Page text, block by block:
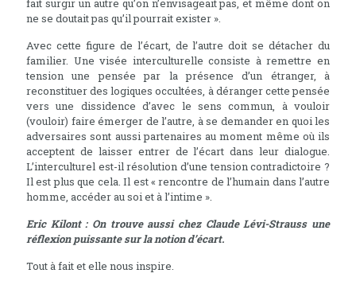
fait surgir un autre qu’on n’envisageait pas, et même dont on
ne se doutait pas qu’il pourrait exister ».
Avec cette figure de l’écart, de l’autre doit se détacher du
familier. Une visée interculturelle consiste à remettre en
tension une pensée par la présence d’un étranger, à
reconstituer des logiques occultées, à déranger cette pensée
vers une dissidence d’avec le sens commun, à vouloir
(vouloir) faire émerger de l’autre, à se demander en quoi les
adversaires sont aussi partenaires au moment même où ils
acceptent de laisser entrer de l’écart dans leur dialogue.
L’interculturel est-il résolution d’une tension contradictoire ?
Il est plus que cela. Il est « rencontre de l’humain dans l’autre
homme, accéder au soi et à l’intime ».
Eric Kilont : On trouve aussi chez Claude Lévi-Strauss une
réflexion puissante sur la notion d’écart.
Tout à fait et elle nous inspire.